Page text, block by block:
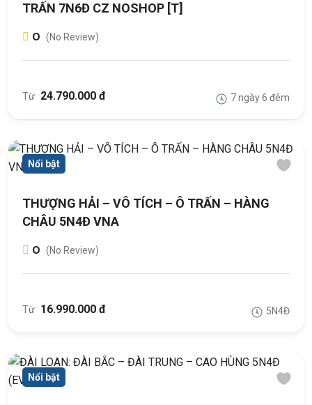
TRẤN 7N6Đ CZ NOSHOP [T]
0 (No Review)
Từ 24.790.000 đ 7 ngày 6 đêm
Nổi bật
THƯỢNG HẢI – VÔ TÍCH – Ô TRẤN – HÀNG
CHÂU 5N4Đ VNA
0 (No Review)
Từ 16.990.000 đ 5N4Đ
Nổi bật